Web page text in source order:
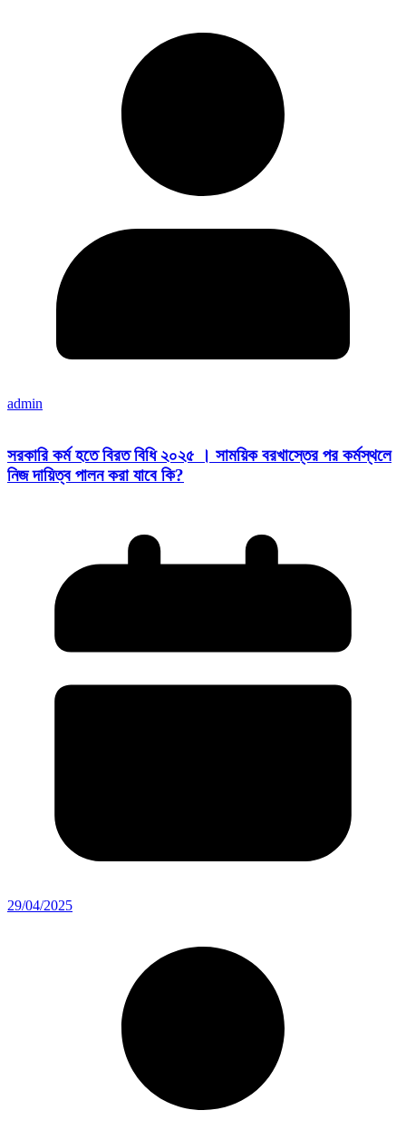
admin
সরকারি কর্ম হতে বিরত বিধি ২০২৫ । সাময়িক বরখাস্তের পর কর্মস্থলে
নিজ দায়িত্ব পালন করা যাবে কি?
29/04/2025